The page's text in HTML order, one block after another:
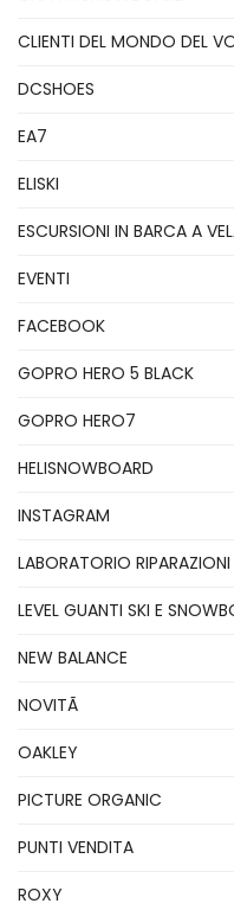
CLIENTI DEL MONDO DEL
DCSHOES
EA7
ELISKI
ESCURSIONI IN BARCA A
EVENTI
FACEBOOK
GOPRO HERO 5 BLACK
GOPRO HERO7
HELISNOWBOARD
INSTAGRAM
LABORATORIO
LEVEL GUANTI SKI E
NEW BALANCE
NOVITÃ
OAKLEY
PICTURE ORGANIC
PUNTI VENDITA
ROXY